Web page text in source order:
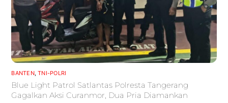
BANTEN,TNI-POLRI
Blue Light Patrol Satlantas Polresta Tangerang
Gagalkan Aksi Curanmor, Dua Pria Diamankan